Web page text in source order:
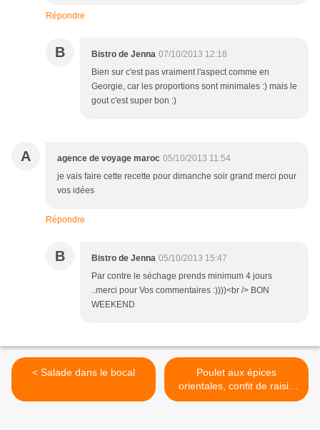
Répondre
B Bistro de Jenna 07/10/2013 12:18
Bien sur c'est pas vraiment l'aspect comme en
Georgie, car les proportions sont minimales :) mais le
gout c'est super bon :)
A agence de voyage maroc 05/10/2013 11:54
je vais faire cette recette pour dimanche soir grand merci pour
vos idées
Répondre
B Bistro de Jenna 05/10/2013 15:47
Par contre le séchage prends minimum 4 jours
..merci pour Vos commentaires :))))<br /> BON
WEEKEND
< Salade dans le bocal
Poulet aux épices
orientales, confit de raisin
muscat >